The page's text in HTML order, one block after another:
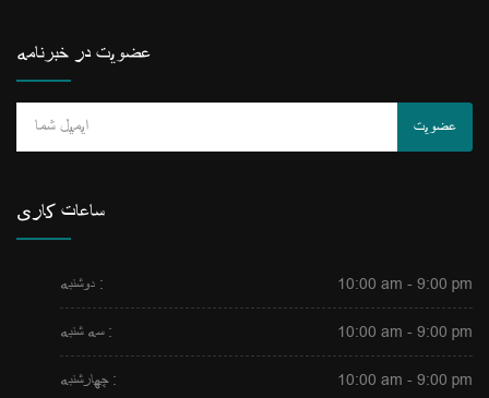
عضویت در خبرنامه
عضویت
ساعات کاری
دوشنبه : 10:00 am - 9:00 pm
سه شنبه : 10:00 am - 9:00 pm
چهارشنبه : 10:00 am - 9:00 pm